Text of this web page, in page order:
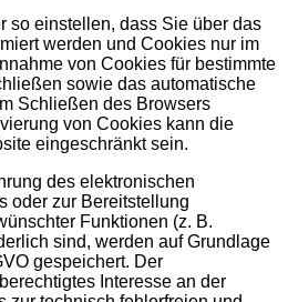
so einstellen, dass Sie über das
werden und Cookies nur im
von Cookies für bestimmte
sowie das automatische
Schließen des Browsers
von Cookies kann die
eingeschränkt sein.
des elektronischen
oder zur Bereitstellung
Funktionen (z. B.
sind, werden auf Grundlage
gespeichert. Der
Interesse an der